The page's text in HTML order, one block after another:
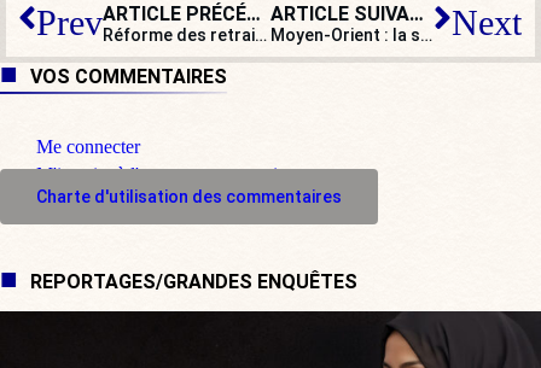
Prev ARTICLE PRÉCÉDENT
Réforme des retraites : ce n’est pas gagné pour le gouvernement !
ARTICLE SUIVANT
Moyen-Orient : la souveraineté méprisée Next
VOS COMMENTAIRES
Me connecter
M'inscrire à l'espace commentaire
Charte d'utilisation des commentaires
REPORTAGES/GRANDES ENQUÊTES